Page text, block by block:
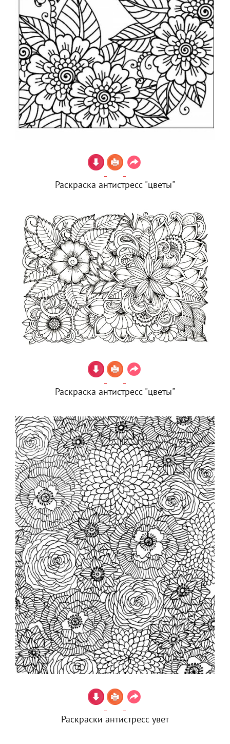
Раскраска антистресс "цветы"
Раскраска антистресс "цветы"
Раскраски антистресс увет